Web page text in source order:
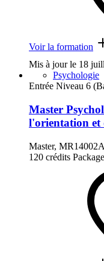
Voir la formation
Mis à jour le 18
Psychologie
Entrée Niveau 6
Master
l'orientation et
Master, MR14002A
120 crédits Package